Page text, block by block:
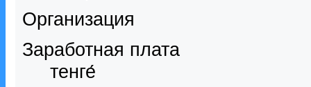
Организация
Заработная плата
тенге́